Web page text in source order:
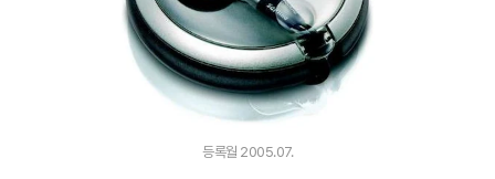
등록월 2005.07.